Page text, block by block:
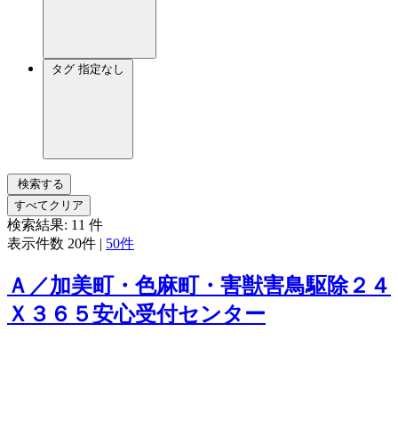
タグ 指定なし
検索する
すべてクリア
検索結果: 11 件
表示件数 20件 | 50件
Ａ／加美町・色麻町・害獣害鳥駆除２４
Ｘ３６５安心受付センター